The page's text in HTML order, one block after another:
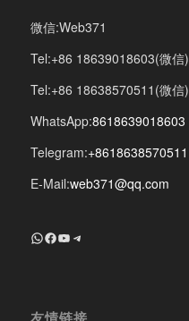
微信:Web371
Tel:+86 18639018603(微信)
Tel:+86 18638570511(微信)
WhatsApp:8618639018603
Telegram:+8618638570511
E-Mail:web371@qq.com
+8618639018603
Facebook
YouTube
Telegram
友情链接